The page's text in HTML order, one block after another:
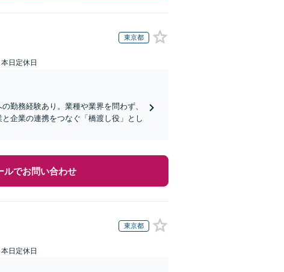
東京都
日定休日
勤務経験あり。業種や業界を問わず、
企業の連携をつなぐ「橋渡し役」とし
ルでお問い合わせ
東京都
日定休日